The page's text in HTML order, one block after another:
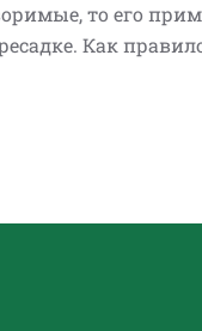
то его
Как